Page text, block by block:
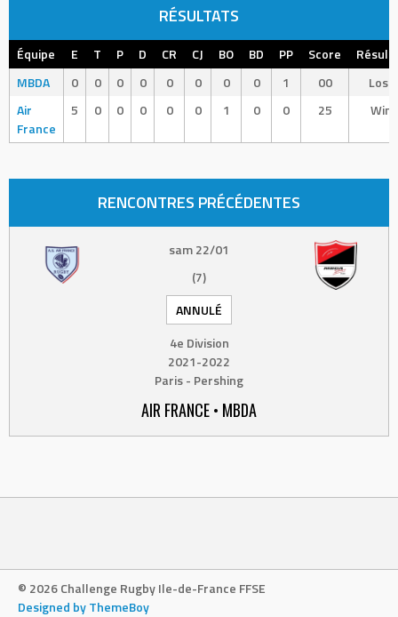
RÉSULTATS
Équipe E T P D CR CJ BO BD PP Score
MBDA
0 0 0 0 0 0 0 0 1 00
Loss
Air
France
5 0 0 0 0 0 1 0 0 25 Win
RENCONTRES PRÉCÉDENTES
sam 22/01
(7)
ANNULÉ
4e Division
2021-2022
Paris - Pershing
AIR FRANCE • MBDA
© 2026 Challenge Rugby Ile-de-France FFSE
Designed by ThemeBoy